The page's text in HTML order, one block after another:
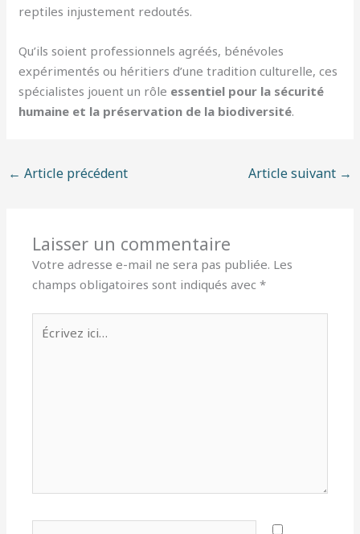
reptiles injustement redoutés.
Qu’ils soient professionnels agréés, bénévoles
expérimentés ou héritiers d’une tradition culturelle, ces
spécialistes jouent un rôle essentiel pour la sécurité
humaine et la préservation de la biodiversité.
← Article précédent Article suivant →
Laisser un commentaire
Votre adresse e-mail ne sera pas publiée. Les
champs obligatoires sont indiqués avec*
ici…